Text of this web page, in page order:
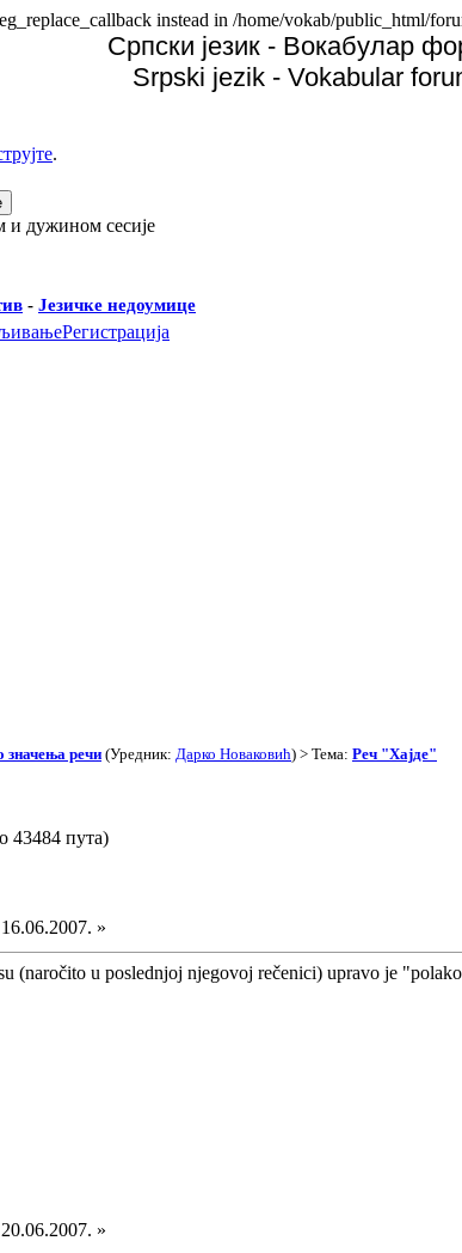
instead in /home/vokab/public_html/
Српски језик - Вокабулар
Srpski jezik - Vokabular
.
и дужином сесије
- Језичке недоумице
Регистрација
значења речи (Уредник: Дарко Новаковић) > Тема: Реч "Хајде"
43484 пута)
»
(naročito u poslednjoj njegovoj rečenici) upravo je
»